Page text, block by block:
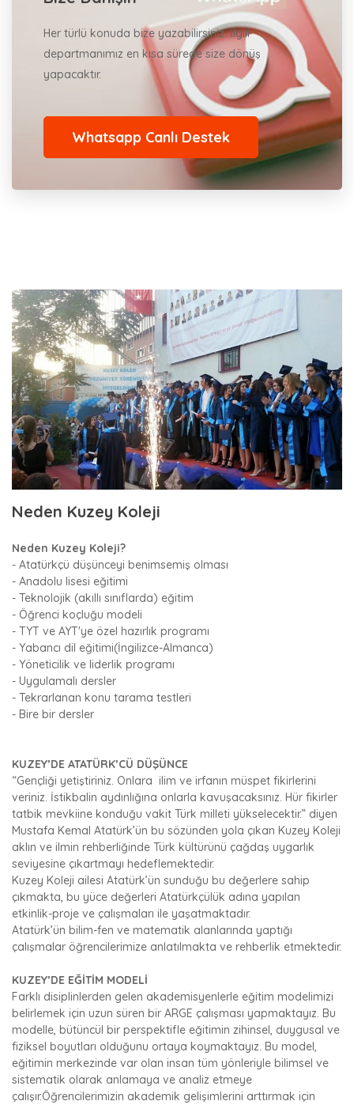
Her türlü konuda bize yazabilirsiniz. İlgili
departmanımız en kısa sürede size dönüş
yapacaktır.
Whatsapp Canlı Destek
Neden Kuzey Koleji
Neden Kuzey Koleji?
- Atatürkçü düşünceyi benimsemiş olması
- Anadolu lisesi eğitimi
- Teknolojik (akıllı sınıflarda) eğitim
- Öğrenci koçluğu modeli
- TYT ve AYT'ye özel hazırlık programı
- Yabancı dil eğitimi(İngilizce-Almanca)
- Yöneticilik ve liderlik programı
- Uygulamalı dersler
- Tekrarlanan konu tarama testleri
- Bire bir dersler
KUZEY’DE ATATÜRK’CÜ DÜŞÜNCE
“Gençliği yetiştiriniz. Onlara ilim ve irfanın müspet fikirlerini
veriniz. İstikbalin aydınlığına onlarla kavuşacaksınız. Hür fikirler
tatbik mevkiine konduğu vakit Türk milleti yükselecektir.” diyen
Mustafa Kemal Atatürk’ün bu sözünden yola çıkan Kuzey Koleji
aklın ve ilmin rehberliğinde Türk kültürünü çağdaş uygarlık
seviyesine çıkartmayı hedeflemektedir.
Kuzey Koleji ailesi Atatürk’ün sunduğu bu değerlere sahip
çıkmakta, bu yüce değerleri Atatürkçülük adına yapılan
etkinlik-proje ve çalışmaları ile yaşatmaktadır.
Atatürk’ün bilim-fen ve matematik alanlarında yaptığı
çalışmalar öğrencilerimize anlatılmakta ve rehberlik etmektedir.
KUZEY’DE EĞİTİM MODELİ
Farklı disiplinlerden gelen akademisyenlerle eğitim modelimizi
belirlemek için uzun süren bir ARGE çalışması yapmaktayız. Bu
modelle, bütüncül bir perspektifle eğitimin zihinsel, duygusal ve
fiziksel boyutları olduğunu ortaya koymaktayız. Bu model,
eğitimin merkezinde var olan insan tüm yönleriyle bilimsel ve
sistematik olarak anlamaya ve analiz etmeye
çalışır.Öğrencilerimizin akademik gelişimlerini arttırmak için